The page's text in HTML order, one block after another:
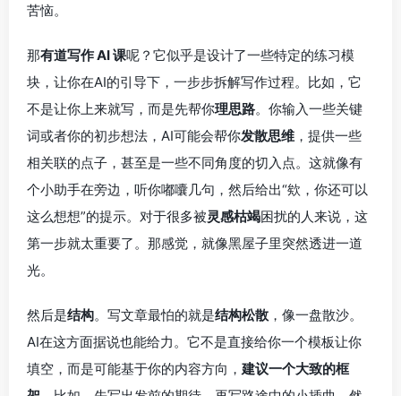
苦恼。
那有道写作 AI 课呢？它似乎是设计了一些特定的练习模
块，让你在AI的引导下，一步步拆解写作过程。比如，它
不是让你上来就写，而是先帮你理思路。你输入一些关键
词或者你的初步想法，AI可能会帮你发散思维 ，提供一些
相关联的点子，甚至是一些不同角度的切入点。这就像有
个小助手在旁边，听你嘟囔几句，然后给出“欸，你还可以
这么想想”的提示。对于很多被灵感枯竭困扰的人来说，这
第一步就太重要了。那感觉，就像黑屋子里突然透进一道
光。
然后是结构。写文章最怕的就是结构松散 ，像一盘散沙。
AI在这方面据说也能给力。它不是直接给你一个模板让你
填空，而是可能基于你的内容方向， 建议一个大致的框